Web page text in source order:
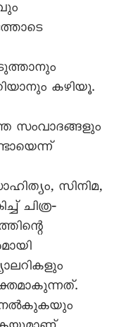
കഴിയൂ.
സംവാദങ്ങളും
സിനിമ,
ചിത്ര‐
നൽകുകയും